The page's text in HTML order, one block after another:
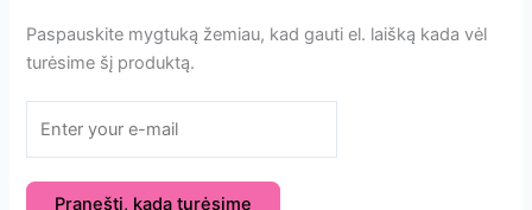
Paspauskite mygtuką žemiau, kad gauti el. laišką kada vėl
turėsime šį produktą.
Pranešti, kada turėsime